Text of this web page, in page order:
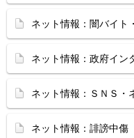
ネット情報：闇バイト
ネット情報：政府イン
ネット情報：ＳＮＳ・
ネット情報：誹謗中傷